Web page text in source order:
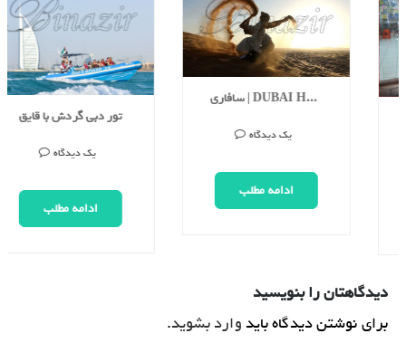
ادامه مطلب
ادامه مطلب
دیدگاهتان را بنویسید
برای نوشتن دیدگاه بایدوارد بشوید.